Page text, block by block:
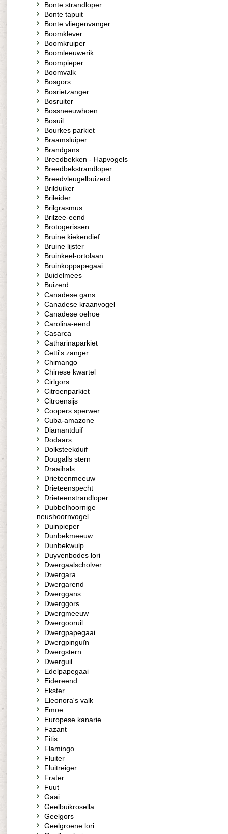
Bonte strandloper
Bonte tapuit
Bonte vliegenvanger
Boomklever
Boomkruiper
Boomleeuwerik
Boompieper
Boomvalk
Bosgors
Bosrietzanger
Bosruiter
Bossneeuwhoen
Bosuil
Bourkes parkiet
Braamsluiper
Brandgans
Breedbekken - Hapvogels
Breedbekstrandloper
Breedvleugelbuizerd
Brilduiker
Brileider
Brilgrasmus
Brilzee-eend
Brotogerissen
Bruine kiekendief
Bruine lijster
Bruinkeel-ortolaan
Bruinkoppapegaai
Buidelmees
Buizerd
Canadese gans
Canadese kraanvogel
Canadese oehoe
Carolina-eend
Casarca
Catharinaparkiet
Cetti's zanger
Chimango
Chinese kwartel
Cirlgors
Citroenparkiet
Citroensijs
Coopers sperwer
Cuba-amazone
Diamantduif
Dodaars
Dolksteekduif
Dougalls stern
Draaihals
Drieteenmeeuw
Drieteenspecht
Drieteenstrandloper
Dubbelhoornige
neushoornvogel
Duinpieper
Dunbekmeeuw
Dunbekwulp
Duyvenbodes lori
Dwergaalscholver
Dwergara
Dwergarend
Dwerggans
Dwerggors
Dwergmeeuw
Dwergooruil
Dwergpapegaai
Dwergpinguïn
Dwergstern
Dwerguil
Edelpapegaai
Eidereend
Ekster
Eleonora's valk
Emoe
Europese kanarie
Fazant
Fitis
Flamingo
Fluiter
Fluitreiger
Frater
Fuut
Gaai
Geelbuikrosella
Geelgors
Geelgroene lori